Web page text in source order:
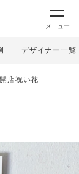
メニュー
デザイナー一覧
店祝い花